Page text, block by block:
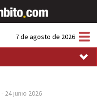
7 de agosto de 2026
- 24 junio 2026